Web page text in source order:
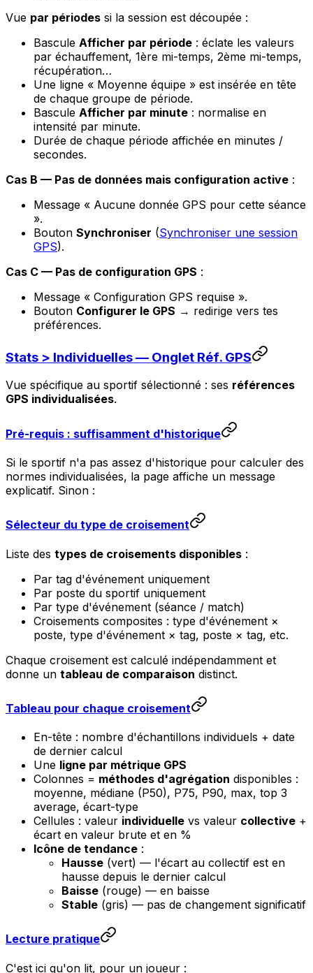
Vue par périodes si la session est découpée :
Bascule Afficher par période : éclate les valeurs
par échauffement, 1ère mi-temps, 2ème mi-temps,
récupération…
Une ligne « Moyenne équipe » est insérée en tête
de chaque groupe de période.
Bascule Afficher par minute : normalise en
intensité par minute.
Durée de chaque période affichée en minutes /
secondes.
Cas B — Pas de données mais configuration active :
Message « Aucune donnée GPS pour cette séance
».
Bouton Synchroniser (Synchroniser une session
GPS).
Cas C — Pas de configuration GPS :
Message « Configuration GPS requise ».
Bouton Configurer le GPS → redirige vers tes
préférences.
Stats > Individuelles — Onglet Réf. GPS
Vue spécifique au sportif sélectionné : ses références
GPS individualisées.
Pré-requis : suffisamment d'historique
Si le sportif n'a pas assez d'historique pour calculer des
normes individualisées, la page affiche un message
explicatif. Sinon :
Sélecteur du type de croisement
Liste des types de croisements disponibles :
Par tag d'événement uniquement
Par poste du sportif uniquement
Par type d'événement (séance / match)
Croisements composites : type d'événement ×
poste, type d'événement × tag, poste × tag, etc.
Chaque croisement est calculé indépendamment et
donne un tableau de comparaison distinct.
Tableau pour chaque croisement
En-tête : nombre d'échantillons individuels + date
de dernier calcul
Une ligne par métrique GPS
Colonnes = méthodes d'agrégation disponibles :
moyenne, médiane (P50), P75, P90, max, top 3
average, écart-type
Cellules : valeur individuelle vs valeur collective +
écart en valeur brute et en %
Icône de tendance :
Hausse (vert) — l'écart au collectif est en
hausse depuis le dernier calcul
Baisse (rouge) — en baisse
Stable (gris) — pas de changement significatif
Lecture pratique
C'est ici qu'on lit, pour un joueur :